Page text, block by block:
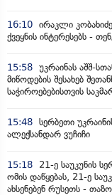
16:10 ირაკლი
ქვეყნის ინტერესებს -
15:58 უკრაინას აშშ-
მიწოდების შესახებ
საჭიროებებისთვის
15:48 სერბეთი
ალექსანდარ ვუჩიჩი
15:18
21-ე საუკუნის
ომის დაწყებას, 21-ე
ახსენებენ რუსეთს -